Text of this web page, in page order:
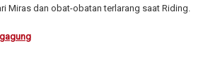
Miras dan obat-obatan terlarang saat Riding.